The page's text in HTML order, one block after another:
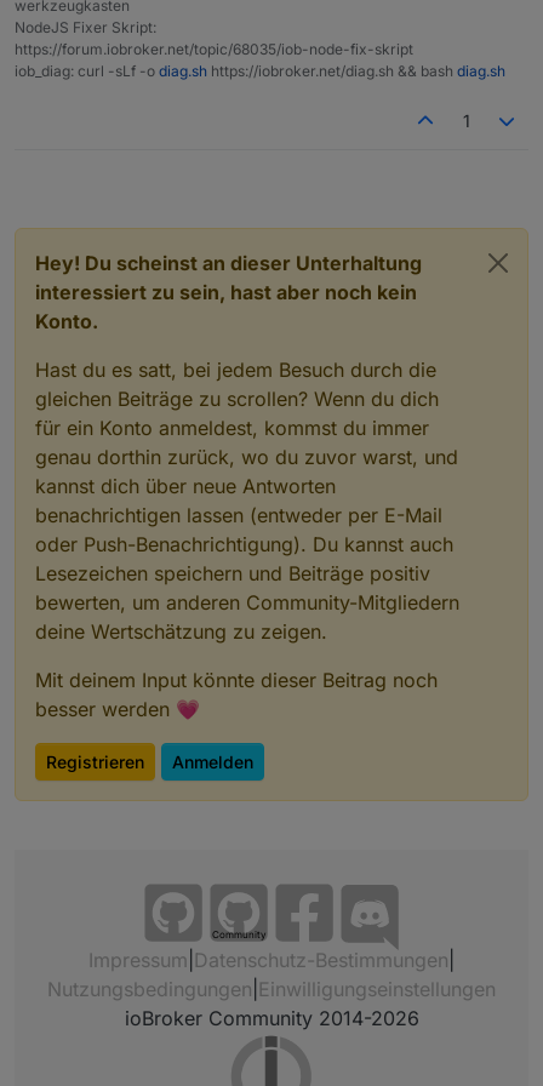
werkzeugkasten
NodeJS Fixer Skript:
https://forum.iobroker.net/topic/68035/iob-node-fix-skript
iob_diag: curl -sLf -o diag.sh https://iobroker.net/diag.sh && bash diag.sh
1
Hey! Du scheinst an dieser Unterhaltung
interessiert zu sein, hast aber noch kein
Konto.
Hast du es satt, bei jedem Besuch durch die
gleichen Beiträge zu scrollen? Wenn du dich
für ein Konto anmeldest, kommst du immer
genau dorthin zurück, wo du zuvor warst, und
kannst dich über neue Antworten
benachrichtigen lassen (entweder per E-Mail
oder Push-Benachrichtigung). Du kannst auch
Lesezeichen speichern und Beiträge positiv
bewerten, um anderen Community-Mitgliedern
deine Wertschätzung zu zeigen.
Mit deinem Input könnte dieser Beitrag noch
besser werden 💗
Registrieren Anmelden
Community
Impressum Datenschutz-Bestimmungen
Nutzungsbedingungen Einwilligungseinstellungen
ioBroker Community 2014-2026